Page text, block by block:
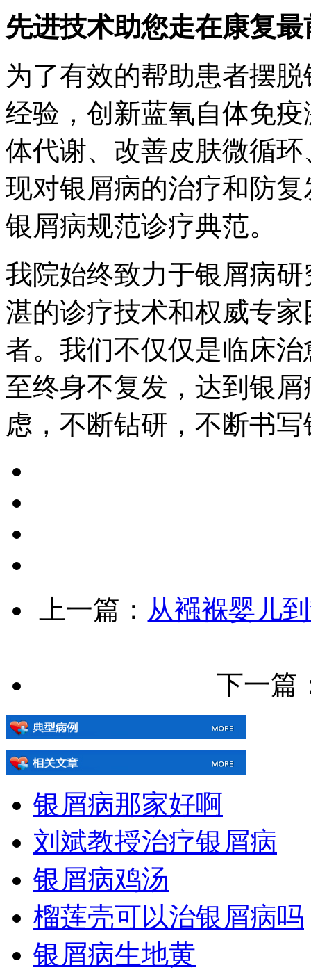
先进技术助您走在康复最
为了有效的帮助患者摆
经验，创新蓝氧自体免
体代谢、改善皮肤微循
现对银屑病的治疗和防
银屑病规范诊疗典范。
我院始终致力于银屑病
湛的诊疗技术和权威专
者。我们不仅仅是临床
至终身不复发，达到银
虑，不断钻研，不断书
上一篇： 从襁褓婴儿
下一篇
银屑病那家好啊
刘斌教授治疗银屑病
银屑病鸡汤
榴莲壳可以治银屑病吗
银屑病生地黄